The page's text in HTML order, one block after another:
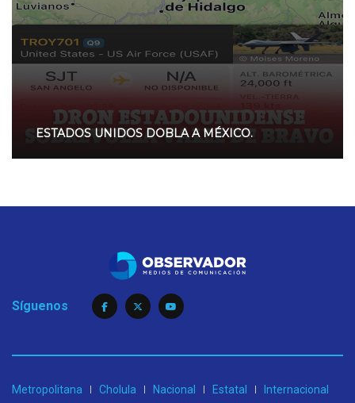
ESTADOS UNIDOS DOBLA A MÉXICO.
Síguenos
Metropolitana Cholula Nacional Estatal Internacional